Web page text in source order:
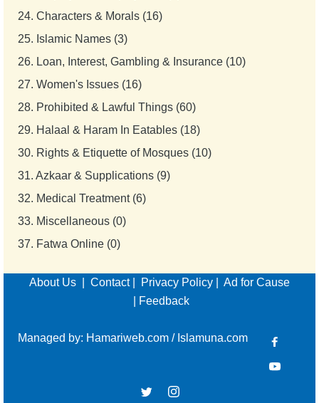
24. Characters & Morals (16)
25. Islamic Names (3)
26. Loan, Interest, Gambling & Insurance (10)
27. Women's Issues (16)
28. Prohibited & Lawful Things (60)
29. Halaal & Haram In Eatables (18)
30. Rights & Etiquette of Mosques (10)
31. Azkaar & Supplications (9)
32. Medical Treatment (6)
33. Miscellaneous (0)
37. Fatwa Online (0)
About Us Contact| Privacy Policy
Ad for Cause
Feedback
Managed by: Hamariweb.com / Islamuna.com